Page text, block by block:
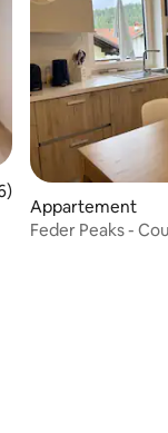
4,89 sur 5
moyenne sur la
Appartement
Feder Peaks -